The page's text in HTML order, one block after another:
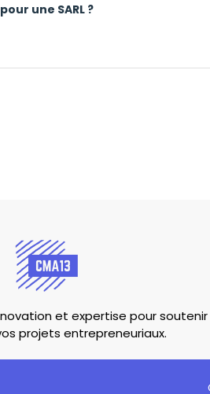
une SARL ?
et expertise pour soutenir
projets entrepreneuriaux.